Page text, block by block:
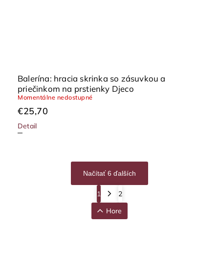
Balerína: hracia skrinka so zásuvkou a
priečinkom na prstienky Djeco
Momentálne nedostupné
€25,70
Detail
Načítať 6 ďalších
1
2
Hore